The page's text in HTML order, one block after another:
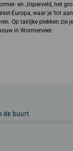
en Jisperveld, het
Europa, waar je ’tot
Op talrijke plekken zie
in Wormerveer.
de buurt